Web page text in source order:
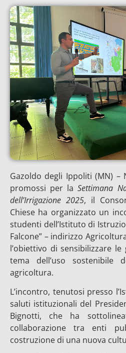
Gazoldo degli Ippoliti (MN) –
promossi per laSettimana
dell’Irrigazione 2025, il
Chiese ha organizzato un
studenti dell’Istituto di
Falcone” – indirizzo
l’obiettivo di sensibilizzare
tema dell’uso sostenibile
agricoltura.
L’incontro, tenutosi presso
saluti istituzionali del
Bignotti, che ha
collaborazione tra enti
costruzione di una nuova